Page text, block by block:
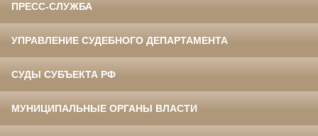
ПРЕСС-СЛУЖБА
УПРАВЛЕНИЕ СУДЕБНОГО ДЕПАРТАМЕНТА
СУДЫ СУБЪЕКТА РФ
МУНИЦИПАЛЬНЫЕ ОРГАНЫ ВЛАСТИ